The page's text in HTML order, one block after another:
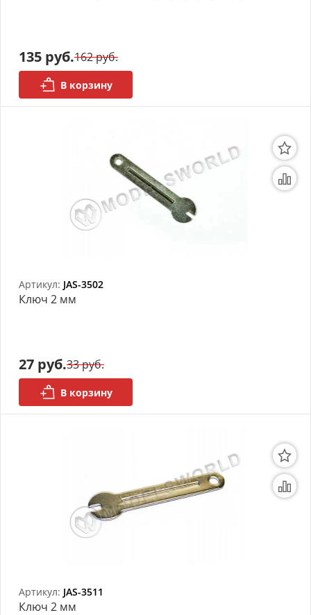
135 руб.162 руб.
В корзину
Артикул: JAS-3502
Ключ 2 мм
27 руб.33 руб.
В корзину
Артикул: JAS-3511
Ключ 2 мм